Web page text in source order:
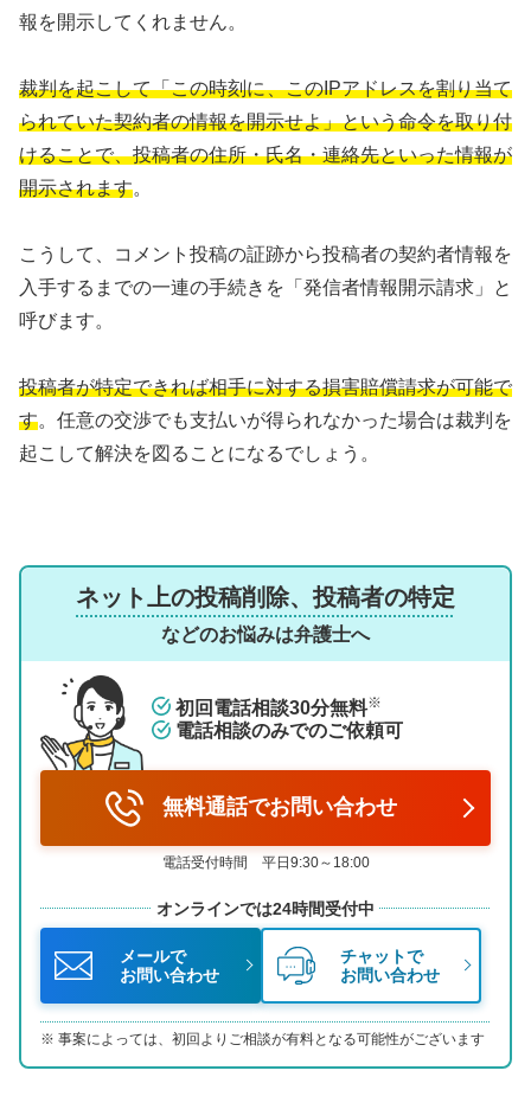
報を開示してくれません。
裁判を起こして「この時刻に、このIPアドレスを割り当て
られていた契約者の情報を開示せよ」という命令を取り付
けることで、投稿者の住所・氏名・連絡先といった情報が
開示されます。
こうして、コメント投稿の証跡から投稿者の契約者情報を
入手するまでの一連の手続きを「発信者情報開示請求」と
呼びます。
投稿者が特定できれば相手に対する損害賠償請求が可能で
す。任意の交渉でも支払いが得られなかった場合は裁判を
起こして解決を図ることになるでしょう。
ネット上の投稿削除、投稿者の特定
などのお悩みは弁護士へ
初回電話相談30分無料※
電話相談のみでのご依頼可
無料通話でお問い合わせ
電話受付時間 平日9:30～18:00
オンラインでは24時間受付中
メールで
お問い合わせ
チャットで
お問い合わせ
事案によっては、初回よりご相談が有料となる可能性がございます